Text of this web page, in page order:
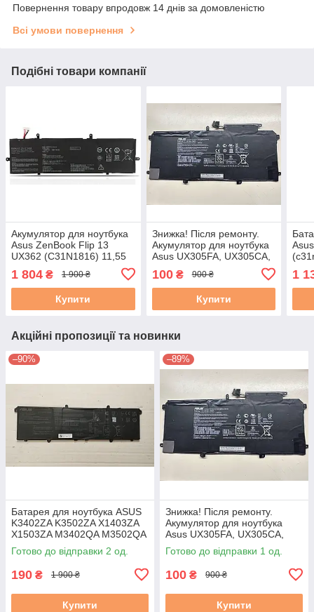
Повернення товару впродовж 14 днів за домовленістю
Всі умови повернення
Подібні товари компанії
Акумулятор для ноутбука
Asus ZenBook Flip 13
UX362 (C31N1816) 11,55
1 804 ₴ 1 900 ₴
Купити
Знижка! Після ремонту.
Акумулятор для ноутбука
Asus UX305FA, UX305CA,
UX305L series C31N1411
45Wh Знос 21–30%
вживаний, стан A-
100₴ 900 ₴
Купити
1
Акційні пропозиції та новинки
–90%
Батарея для ноутбука ASUS
K3402ZA K3502ZA X1403ZA
X1503ZA M3402QA M3502QA
S5402ZA S5602ZA
(C31N2105) б/у #
Готово до відправки 2 од.
190 ₴ 1 900 ₴
Купити
–89%
Знижка! Після ремонту.
Акумулятор для ноутбука
Asus UX305FA, UX305CA,
UX305L series C31N1411
45Wh Знос 21–30%
Готово до відправки 1 од.
100 ₴ 900 ₴
Купити